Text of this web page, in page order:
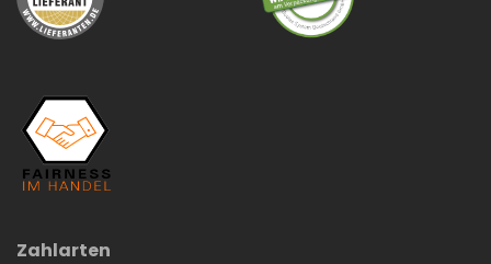
Zahlarten